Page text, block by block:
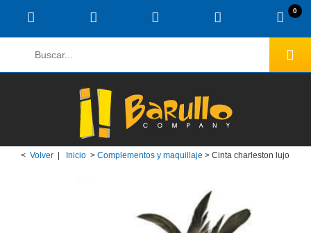
0
< Volver Inicio > Complementos y maquillaje > Cinta charleston lujo